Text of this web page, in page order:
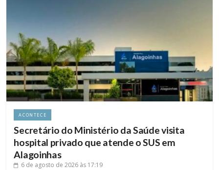
ACONTECE
Secretário do Ministério da Saúde visita
hospital privado que atende o SUS em
Alagoinhas
6 de agosto de 2026 às 17:19